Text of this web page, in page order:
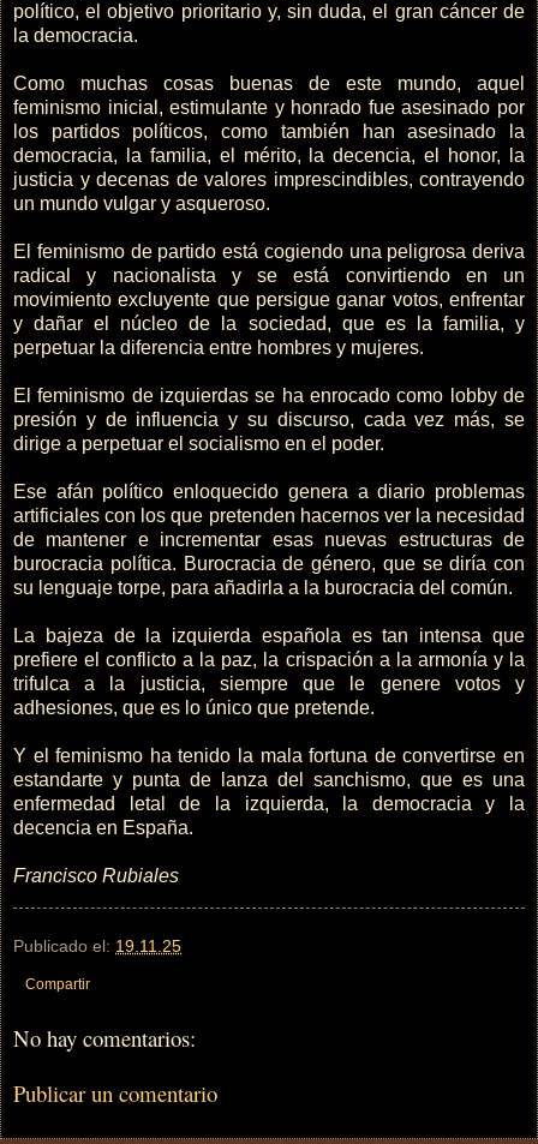
político, el objetivo prioritario y, sin duda, el gran cáncer de
la democracia.
Como muchas cosas buenas de este mundo, aquel
feminismo inicial, estimulante y honrado fue asesinado por
los partidos políticos, como también han asesinado la
democracia, la familia, el mérito, la decencia, el honor, la
justicia y decenas de valores imprescindibles, contrayendo
un mundo vulgar y asqueroso.
El feminismo de partido está cogiendo una peligrosa deriva
radical y nacionalista y se está convirtiendo en un
movimiento excluyente que persigue ganar votos, enfrentar
y dañar el núcleo de la sociedad, que es la familia, y
perpetuar la diferencia entre hombres y mujeres.
El feminismo de izquierdas se ha enrocado como lobby de
presión y de influencia y su discurso, cada vez más, se
dirige a perpetuar el socialismo en el poder.
Ese afán político enloquecido genera a diario problemas
artificiales con los que pretenden hacernos ver la necesidad
de mantener e incrementar esas nuevas estructuras de
burocracia política. Burocracia de género, que se diría con
su lenguaje torpe, para añadirla a la burocracia del común.
La bajeza de la izquierda española es tan intensa que
prefiere el conflicto a la paz, la crispación a la armonía y la
trifulca a la justicia, siempre que le genere votos y
adhesiones, que es lo único que pretende.
Y el feminismo ha tenido la mala fortuna de convertirse en
estandarte y punta de lanza del sanchismo, que es una
enfermedad letal de la izquierda, la democracia y la
decencia en España.
Francisco Rubiales
Publicado el: 19.11.25
Compartir
No hay comentarios:
Publicar un comentario